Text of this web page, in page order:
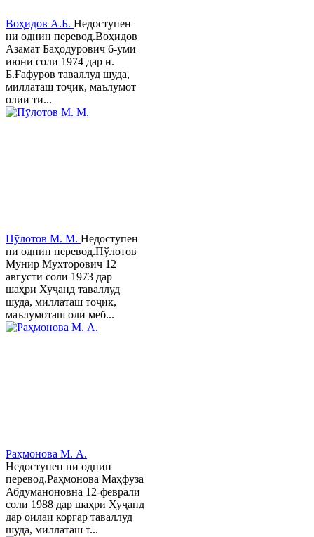
Воҳидов А.Б. Недоступен
ни однин перевод.Воҳидов
Азамат Баҳодурович 6-уми
июни соли 1974 дар н.
Б.Ғафуров таваллуд шуда,
миллаташ тоҷик, маълумот
олии ти...
Пӯлотов М. М. Недоступен
ни однин перевод.Пўлотов
Мунир Мухторович 12
августи соли 1973 дар
шаҳри Хуҷанд таваллуд
шуда, миллаташ тоҷик,
маълумоташ олӣ меб...
Раҳмонова М. А.
Недоступен ни однин
перевод.Раҳмонова Маҳфуза
Абдуманоновна 12-феврали
соли 1988 дар шаҳри Хуҷанд
дар оилаи коргар таваллуд
шуда, миллаташ т...